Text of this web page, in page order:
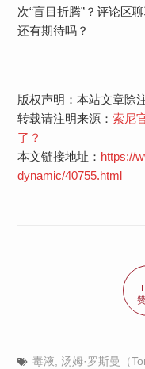
次“盲目折腾”？评论区
还有期待吗？
版权声明：本站文章除
转载请注明来源： 索尼
了？
本文链接地址： https://
dynamic/40755.html
毒液 汤姆·罗斯曼（